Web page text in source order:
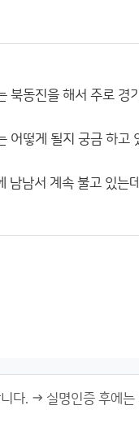
북동진을 해서 주로 경
어떻게 될지 궁금 하고
남남서 계속 불고 있는